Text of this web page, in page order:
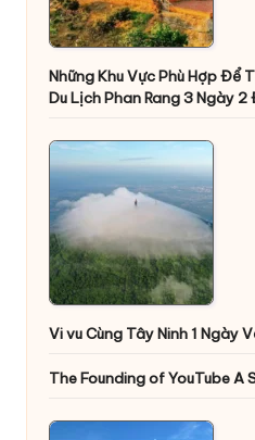
Những Khu Vực Phù Hợp Để
Du Lịch Phan Rang 3 Ngày 2
Vi vu Cùng Tây Ninh 1 Ngày
The Founding of YouTube A